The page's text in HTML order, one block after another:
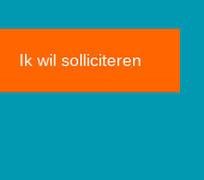
Ik wil solliciteren